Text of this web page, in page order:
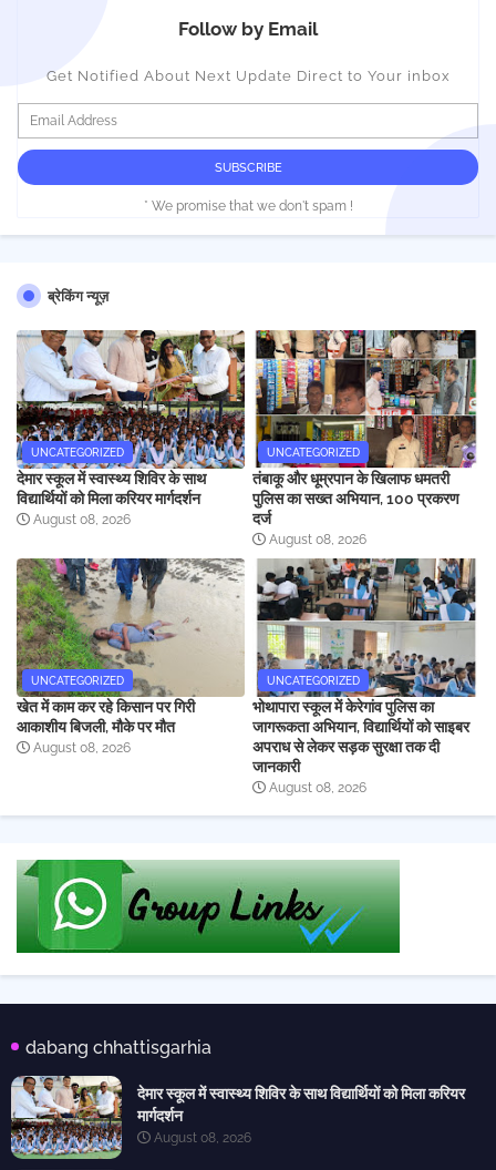
Follow by Email
Get Notified About Next Update Direct to Your inbox
* We promise that we don't spam !
ब्रेकिंग न्यूज़
UNCATEGORIZED
देमार स्कूल में स्वास्थ्य शिविर के साथ
विद्यार्थियों को मिला करियर मार्गदर्शन
August 08, 2026
UNCATEGORIZED
तंबाकू और धूम्रपान के खिलाफ धमतरी
पुलिस का सख्त अभियान, 100 प्रकरण
दर्ज
August 08, 2026
UNCATEGORIZED
खेत में काम कर रहे किसान पर गिरी
आकाशीय बिजली, मौके पर मौत
August 08, 2026
UNCATEGORIZED
भोथापारा स्कूल में केरेगांव पुलिस का
जागरूकता अभियान, विद्यार्थियों को साइबर
अपराध से लेकर सड़क सुरक्षा तक दी
जानकारी
August 08, 2026
dabang chhattisgarhia
देमार स्कूल में स्वास्थ्य शिविर के साथ विद्यार्थियों को मिला करियर
मार्गदर्शन
August 08, 2026